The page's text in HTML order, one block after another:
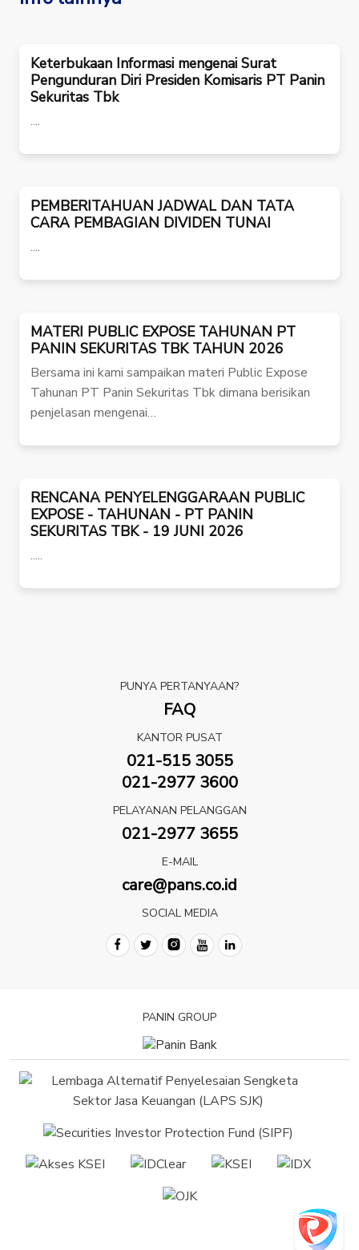
Keterbukaan Informasi mengenai Surat
Pengunduran Diri Presiden Komisaris PT Panin
Sekuritas Tbk
....
PEMBERITAHUAN JADWAL DAN TATA
CARA PEMBAGIAN DIVIDEN TUNAI
....
MATERI PUBLIC EXPOSE TAHUNAN PT
PANIN SEKURITAS TBK TAHUN 2026
Bersama ini kami sampaikan materi Public Expose
Tahunan PT Panin Sekuritas Tbk dimana berisikan
penjelasan mengenai…
RENCANA PENYELENGGARAAN PUBLIC
EXPOSE - TAHUNAN - PT PANIN
SEKURITAS TBK - 19 JUNI 2026
.....
PUNYA PERTANYAAN?
FAQ
KANTOR PUSAT
021-515 3055
021-2977 3600
PELAYANAN PELANGGAN
021-2977 3655
E-MAIL
care@pans.co.id
SOCIAL MEDIA
PANIN GROUP